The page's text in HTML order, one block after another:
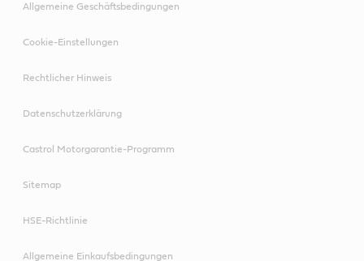
Allgemeine Geschäftsbedingungen
Cookie-Einstellungen
Rechtlicher Hinweis
Datenschutzerklärung
Castrol Motorgarantie-Programm
Sitemap
HSE-Richtlinie
Allgemeine Einkaufsbedingungen